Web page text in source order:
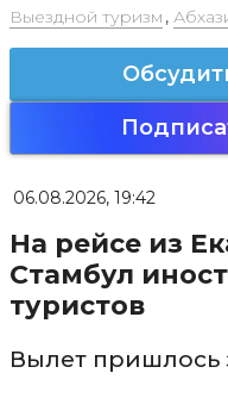
Выездной туризм ,
06.08.2026, 19:42
На рейсе из
Стамбул
туристов
Вылет пришлось